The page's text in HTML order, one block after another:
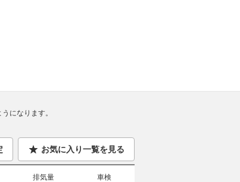
になります。
お気に入り一覧を見る
排気量
車検